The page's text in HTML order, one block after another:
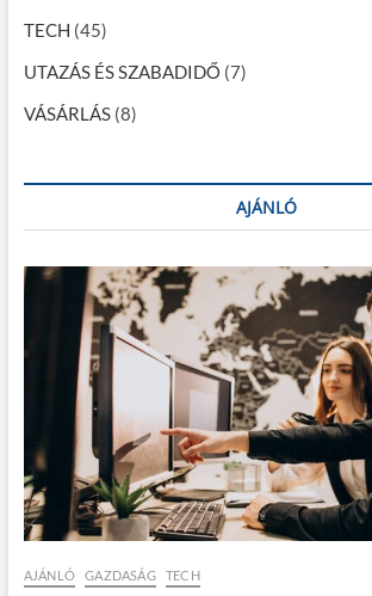
TECH (45)
UTAZÁS ÉS SZABADIDŐ (7)
VÁSÁRLÁS(8)
AJÁNLÓ
AJÁNLÓ GAZDASÁG TECH